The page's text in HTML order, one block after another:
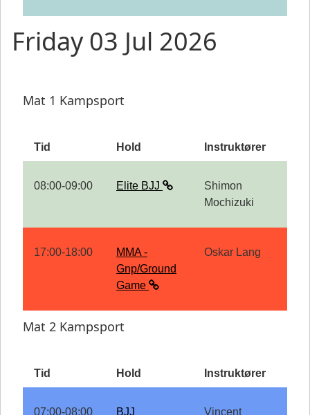
Friday 03 Jul 2026
Mat 1 Kampsport
Tid Hold Instruktører
08:00-09:00 Elite BJJ
Shimon
Mochizuki
17:00-18:00
MMA -
Gnp/Ground
Game
Oskar Lang
Mat 2 Kampsport
Tid Hold Instruktører
07:00-08:00
BJJ
Vincent